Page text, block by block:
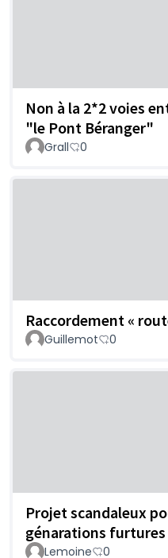
Non à la 2*2 voies
"le Pont Béranger"
Grall 0
Raccordement «
Guillemot 0
Projet scandaleux
génarations furtures
Lemoine 0